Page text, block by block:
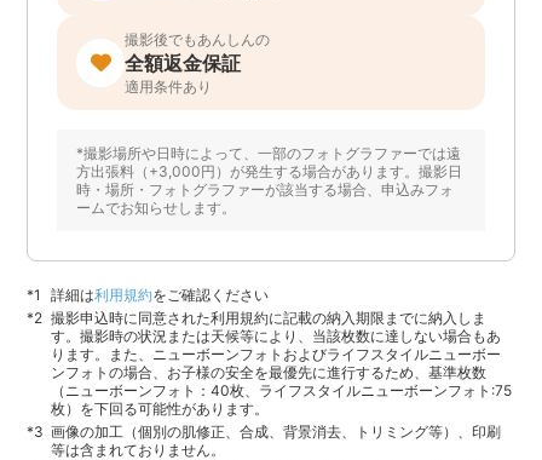
撮影後でもあんしんの
全額返金保証
適用条件あり
*撮影場所や日時によって、一部のフォトグラファーでは遠
方出張料（+3,000円）が発生する場合があります。撮影日
時・場所・フォトグラファーが該当する場合、申込みフォ
ームでお知らせします。
詳細は利用規約をご確認ください
撮影申込時に同意された利用規約に記載の納入期限までに納入しま
す。撮影時の状況または天候等により、当該枚数に達しない場合もあ
ります。また、ニューボーンフォトおよびライフスタイルニューボー
ンフォトの場合、お子様の安全を最優先に進行するため、基準枚数
（ニューボーンフォト：40枚、ライフスタイルニューボーンフォト:75
枚）を下回る可能性があります。
画像の加工（個別の肌修正、合成、背景消去、トリミング等）、印刷
等は含まれておりません。